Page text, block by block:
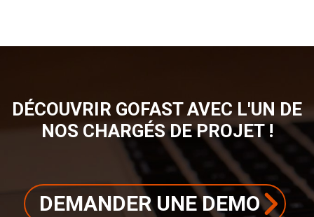
DÉCOUVRIR GOFAST AVEC L'UN DE
NOS CHARGÉS DE PROJET !
DEMANDER UNE DEMO